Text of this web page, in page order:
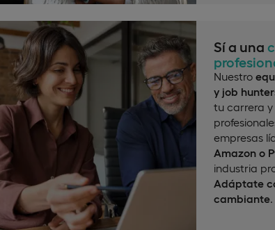
Sí a una
Nuestro
y job
tu carrera y
empresas
Amazon o
industria
Adáptate
cambiante.